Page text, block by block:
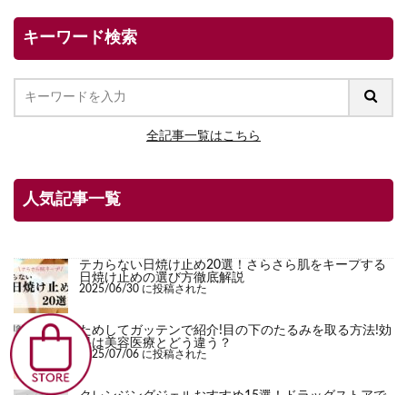
キーワード検索
全記事一覧はこちら
人気記事一覧
テカらない日焼け止め20選！さらさら肌をキープする
日焼け止めの選び方徹底解説
2025/06/30 に投稿された
ためしてガッテンで紹介!目の下のたるみを取る方法!効
果は美容医療とどう違う？
2025/07/06 に投稿された